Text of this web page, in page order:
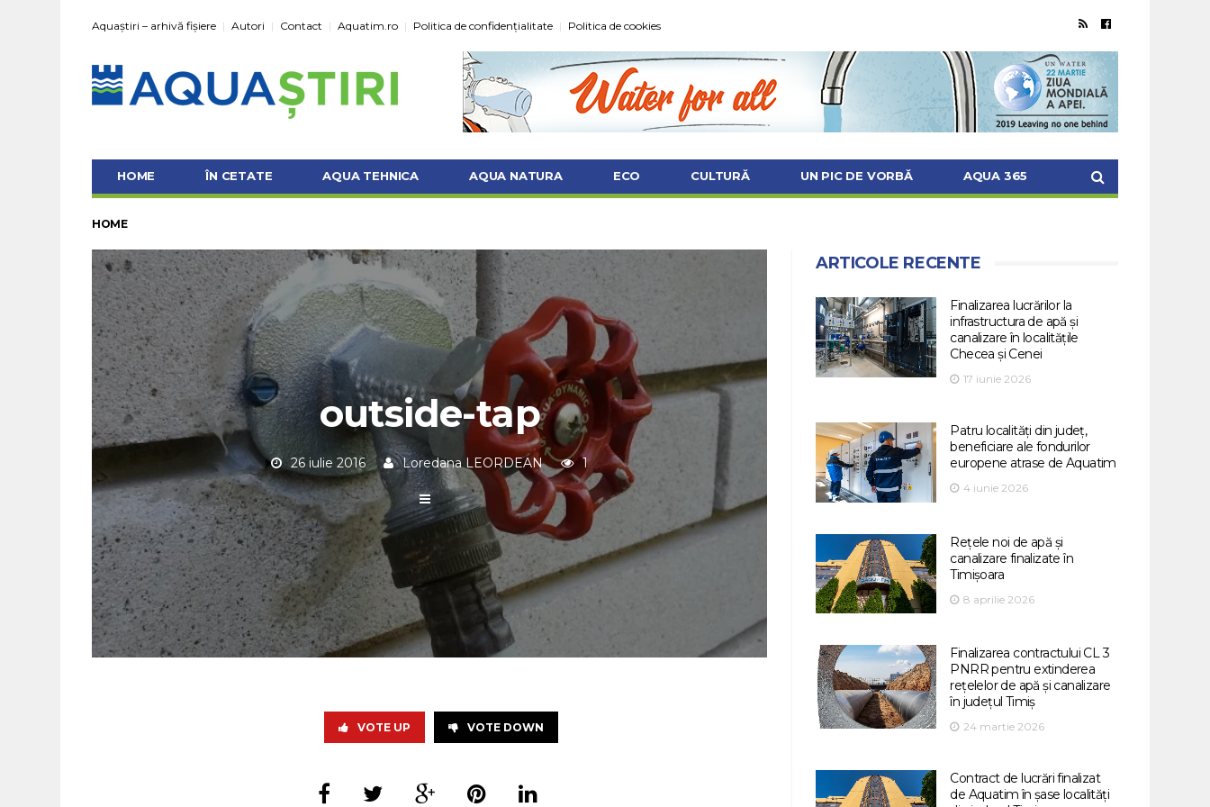
Aquaștiri – arhivă fișiere Autori Contact Aquatim.ro Politica de confidențialitate Politica de cookies
HOME ÎN CETATE AQUA TEHNICA AQUA NATURA ECO CULTURĂ UN PIC DE VORBĂ AQUA 365
HOME
outside-tap
26 iulie 2016 Loredana LEORDEAN 1
VOTE UP VOTE DOWN
ARTICOLE RECENTE
Finalizarea lucrărilor la
infrastructura de apă și
canalizare în localitățile
Checea și Cenei
17 iunie 2026
Patru localități din județ,
beneficiare ale fondurilor
europene atrase de Aquatim
4 iunie 2026
Rețele noi de apă și
canalizare finalizate în
Timișoara
8 aprilie 2026
Finalizarea contractului CL 3
PNRR pentru extinderea
rețelelor de apă și canalizare
în județul Timiș
24 martie 2026
Contract de lucrări finalizat
de Aquatim în șase localități